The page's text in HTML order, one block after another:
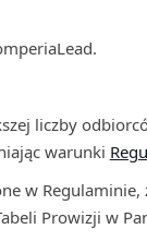
liczby
warunki
w
Prowizji w